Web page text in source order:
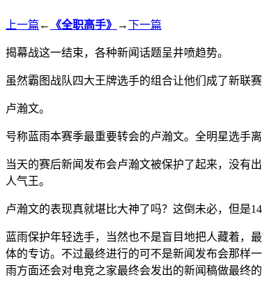
上一篇 ← 《全职高手》 →下一篇
揭幕战这一结束，各种新闻话题呈井喷趋势。
虽然霸图战队四大王牌选手的组合让他们成了新联
卢瀚文。
号称蓝雨本赛季最重要转会的卢瀚文。全明星选手
当天的赛后新闻发布会卢瀚文被保护了起来，没有
人气王。
卢瀚文的表现真就堪比大神了吗？这倒未必，但是
蓝雨保护年轻选手，当然也不是盲目地把人藏着，
体的专访。不过最终进行的可不是新闻发布会那样
雨方面还会对电竞之家最终会发出的新闻稿做最终的